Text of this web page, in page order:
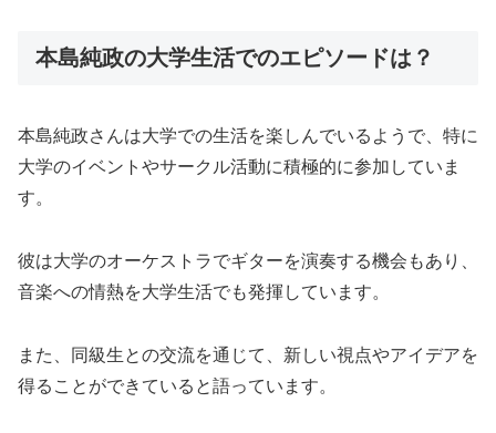
本島純政の大学生活でのエピソードは？
本島純政さんは大学での生活を楽しんでいるようで、特に
大学のイベントやサークル活動に積極的に参加していま
す。
彼は大学のオーケストラでギターを演奏する機会もあり、
音楽への情熱を大学生活でも発揮しています。
また、同級生との交流を通じて、新しい視点やアイデアを
得ることができていると語っています。